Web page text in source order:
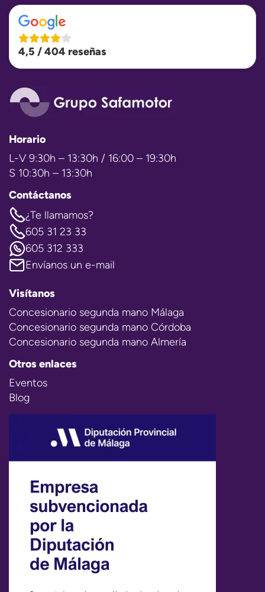
4,5 / 404 reseñas
Horario
L-V 9:30h – 13:30h / 16:00 – 19:30h
S 10:30h – 13:30h
Contáctanos
¿Te llamamos?
605 31 23 33
605 312 333
Envíanos un e-mail
Visítanos
Concesionario segunda mano Málaga
Concesionario segunda mano Córdoba
Concesionario segunda mano Almería
Otros enlaces
Eventos
Blog